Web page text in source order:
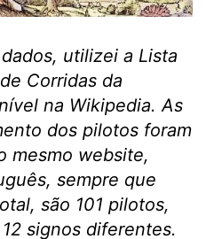
utilizei a Lista
Corridas da
na Wikipedia. As
dos pilotos foram
mesmo website,
sempre que
são 101 pilotos,
signos diferentes.